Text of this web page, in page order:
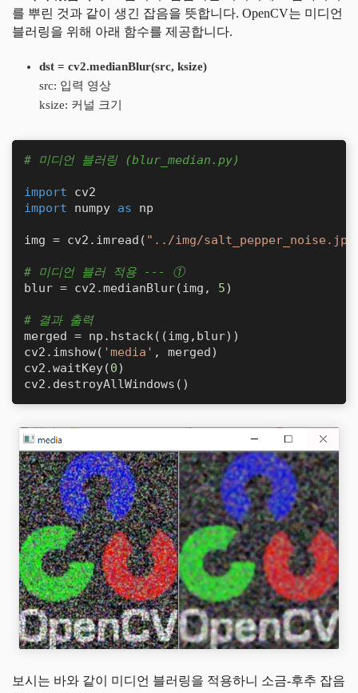
를 뿌린 것과 같이 생긴 잡음을 뜻합니다. OpenCV는 미디언
블러링을 위해 아래 함수를 제공합니다.
dst = cv2.medianBlur(src, ksize)
src: 입력 영상
ksize: 커널 크기
# 미디언 블러링 (blur_median.py)
import
import numpy as np
img = cv2.imread( "../img/
# 미디언 블러 적용 --- ①
blur = cv2.medianBlur(img, 5)
# 결과 출력
merged = np.hstack((img,blur))
cv2.imshow( 'media' , merged)
cv2.waitKey(0)
cv2.destroyAllWindows()
보시는 바와 같이 미디언 블러링을 적용하니 소금-후추 잡음